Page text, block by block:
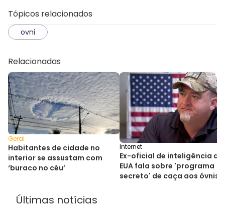
Tópicos relacionados
ovni
Relacionadas
Geral
Habitantes de cidade no
interior se assustam com
‘buraco no céu’
Internet
Ex-oficial de inteligência
EUA fala sobre 'programa
secreto' de caça aos óvnis
Últimas notícias